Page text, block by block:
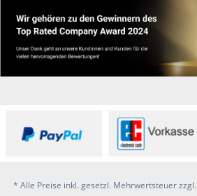
* Alle Preise inkl. gesetzl. Mehrwertsteuer zzgl.